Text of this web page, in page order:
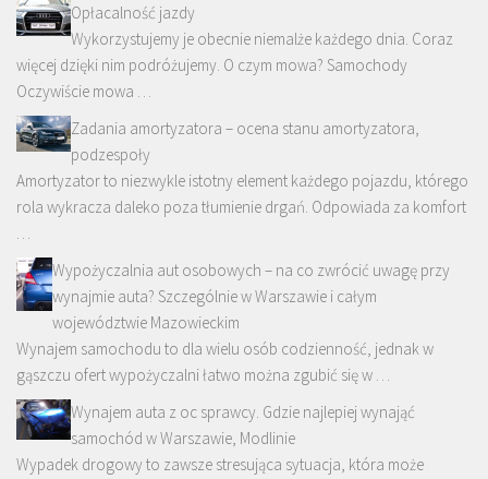
Opłacalność jazdy
Wykorzystujemy je obecnie niemalże każdego dnia. Coraz
więcej dzięki nim podróżujemy. O czym mowa? Samochody
Oczywiście mowa …
Zadania amortyzatora – ocena stanu amortyzatora,
podzespoły
Amortyzator to niezwykle istotny element każdego pojazdu, którego
rola wykracza daleko poza tłumienie drgań. Odpowiada za komfort
Wypożyczalnia aut osobowych – na co zwrócić uwagę przy
wynajmie auta? Szczególnie w Warszawie i całym
województwie Mazowieckim
Wynajem samochodu to dla wielu osób codzienność, jednak w
gąszczu ofert wypożyczalni łatwo można zgubić się w …
Wynajem auta z oc sprawcy. Gdzie najlepiej wynająć
samochód w Warszawie, Modlinie
Wypadek drogowy to zawsze stresująca sytuacja, która może